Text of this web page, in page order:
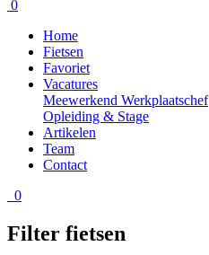
0
Home
Fietsen
Favoriet
Vacatures
Meewerkend Werkplaatschef
Opleiding & Stage
Artikelen
Team
Contact
0
Filter fietsen